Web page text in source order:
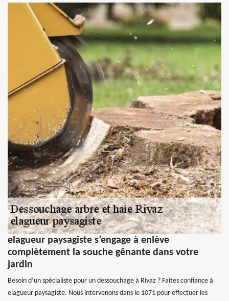
elagueur paysagiste s’engage à enlève
complètement la souche gênante dans votre
jardin
Besoin d’un spécialiste pour un dessouchage à Rivaz ? Faites confiance à
elagueur paysagiste. Nous intervenons dans le 1071 pour effectuer les